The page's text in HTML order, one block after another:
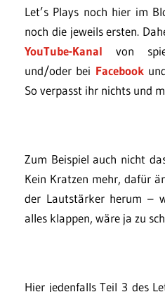
Let’s Plays noch hier im
noch die jeweils ersten.
YouTube-Kanal von
und/oder bei Facebook
So verpasst ihr nichts und
Zum Beispiel auch nicht
Kein Kratzen mehr, dafür
der Lautstärker herum –
alles klappen, wäre ja zu
Hier jedenfalls Teil 3 des